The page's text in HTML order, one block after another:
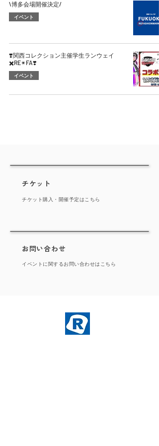
\博多会場開催決定/
イベント
❣️関西コレクション主催学生ランウェイ
✖️RE✴︎FA❣️
イベント
​チケット
​チケット購入・開催予定はこちら
​イベントに関するお問い合わせはこちら
​お問い合わせ